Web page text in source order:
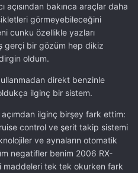
açısından bakınca araçlar daha
görmeyebileceğini
cunku özellikle yazları
gerçi bir gözüm hep dikiz
oldum.
direkt benzinle
ilginç bir sistem.
ilginç birşey fark ettim:
control ve şerit takip sistemi
ve aynaların otomatik
negatifler benim 2006 RX-
tek tek okurken fark